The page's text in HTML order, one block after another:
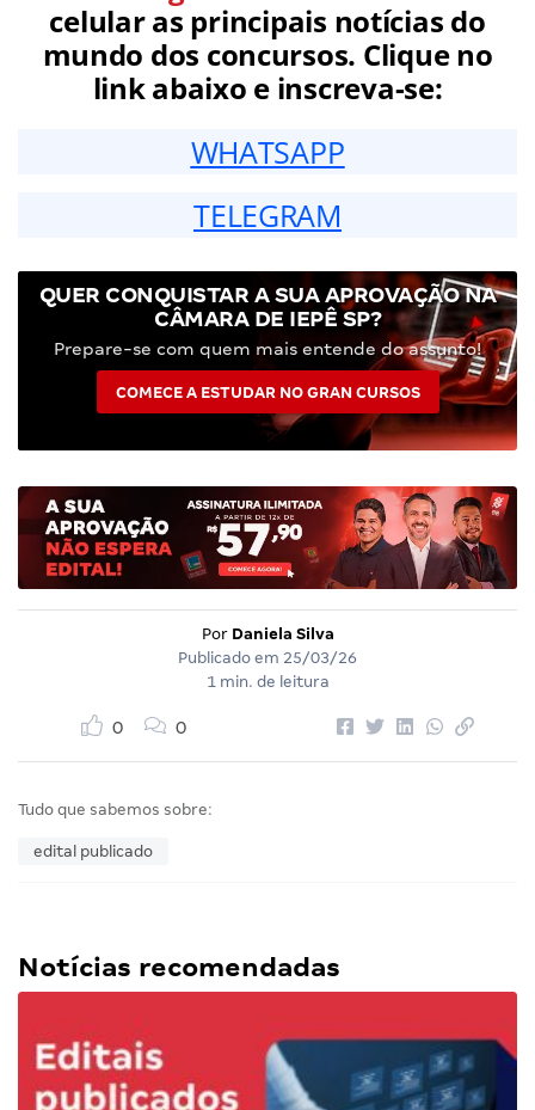
celular as principais notícias do
mundo dos concursos. Clique no
link abaixo e inscreva-se:
WHATSAPP
TELEGRAM
QUER CONQUISTAR A SUA APROVAÇÃO NA
CÂMARA DE IEPÊ SP?
Prepare-se com quem mais entende do assunto!
COMECE A ESTUDAR NO GRAN CURSOS
Por Daniela Silva
Publicado em 25/03/26
1 min. de leitura
0 0
Tudo que sabemos sobre:
edital publicado
Notícias recomendadas